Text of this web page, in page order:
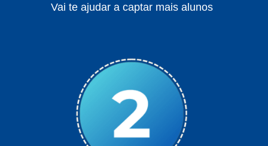
Vai te ajudar a captar mais alunos